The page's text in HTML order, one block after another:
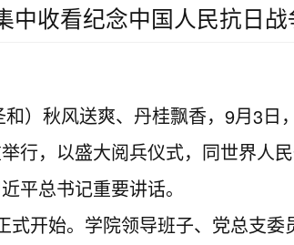
中收看纪念中国人民抗日
和）秋风送爽、丹桂飘香， 9月 3 日
行，以盛大阅兵仪式，同世界人
平总书记重要讲话。
式开始。学院领导班子、党总支委